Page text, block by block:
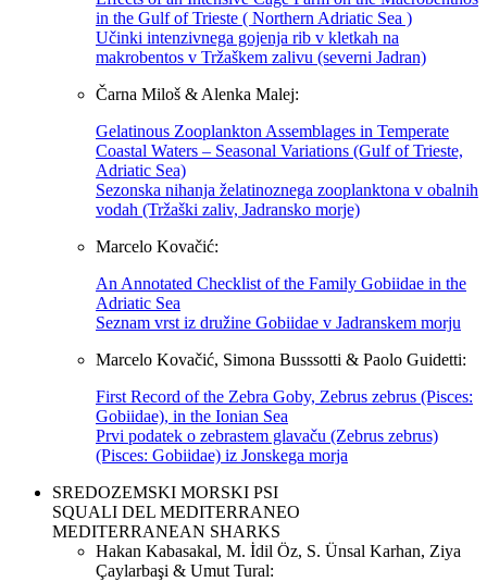
in the Gulf of Trieste ( Northern Adriatic Sea )
Učinki intenzivnega gojenja rib v kletkah na
makrobentos v Tržaškem zalivu (severni Jadran)
Čarna Miloš & Alenka Malej:
Gelatinous Zooplankton Assemblages in Temperate
Coastal Waters – Seasonal Variations (Gulf of Trieste,
Adriatic Sea)
Sezonska nihanja želatinoznega zooplanktona v obalnih
vodah (Tržaški zaliv, Jadransko morje)
Marcelo Kovačić:
An Annotated Checklist of the Family Gobiidae in the
Adriatic Sea
Seznam vrst iz družine Gobiidae v Jadranskem morju
Marcelo Kovačić, Simona Busssotti & Paolo Guidetti:
First Record of the Zebra Goby, Zebrus zebrus (Pisces:
Gobiidae), in the Ionian Sea
Prvi podatek o zebrastem glavaču (Zebrus zebrus)
(Pisces: Gobiidae) iz Jonskega morja
SREDOZEMSKI MORSKI PSI
SQUALI DEL MEDITERRANEO
MEDITERRANEAN SHARKS
Hakan Kabasakal, M. İdil Öz, S. Ünsal Karhan, Ziya
Çaylarbaşi & Umut Tural: